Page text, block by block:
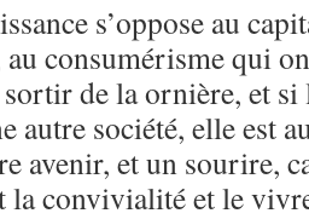
s’oppose au
consumérisme qui
de la ornière, et si
autre société, elle est
avenir, et un sourire,
la convivialité et le